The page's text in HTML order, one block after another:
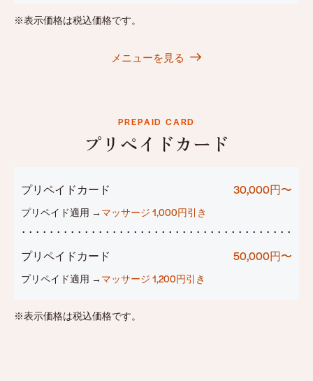
※表示価格は税込価格です。
メニューを見る
PREPAID CARD
プリペイドカード
プリペイドカード 30,000円〜
プリペイド適用 → マッサージ 1,000円引き
プリペイドカード 50,000円〜
プリペイド適用 → マッサージ 1,200円引き
※表示価格は税込価格です。